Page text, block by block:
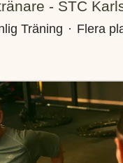
- STC
Träning · Flera